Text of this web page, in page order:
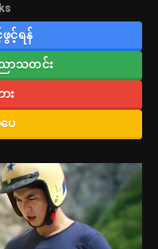
င့်ရန်
ာသတင်း
း
ေ